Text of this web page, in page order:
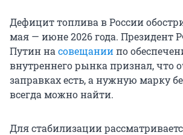
Дефицит топлива в России
мая — июне 2026 года. Президент
Путин на совещаниипо
внутреннего рынка признал, что
заправках есть, а нужную марку
всегда можно найти.
Для стабилизации